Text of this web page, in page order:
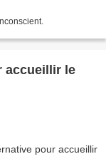
accueillir le